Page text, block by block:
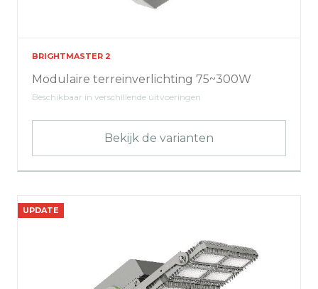
BRIGHTMASTER 2
Modulaire terreinverlichting 75~300W
Beschikbaar in verschillende uitvoeringen
Bekijk de varianten
UPDATE